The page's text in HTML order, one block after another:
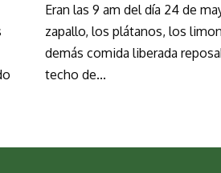
Eran las 9 am del día 24 de
zapallo, los plátanos, los
demás comida liberada
techo de...